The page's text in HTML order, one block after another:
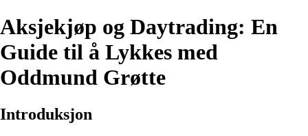
Aksjekjøp og Daytrading: En
Guide til å Lykkes med
Oddmund Grøtte
Introduksjon